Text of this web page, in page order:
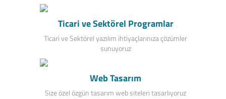
Ticari ve Sektörel Programlar
Ticari ve Sektörel yazılım ihtiyaçlarınıza çözümler
sunuyoruz
Web Tasarım
Size özel özgün tasarım web siteleri tasarlıyoruz